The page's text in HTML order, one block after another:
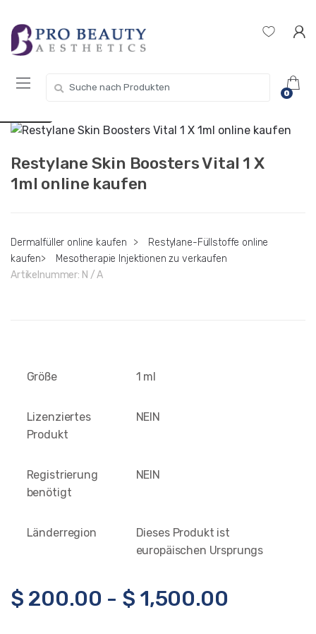
Navigation
springen
Inhalt
springen
nach:
0
Restylane Skin Boosters Vital 1 X
1ml online kaufen
Dermalfüller online kaufen >
Restylane-Füllstoffe online
kaufen>
Mesotherapie Injektionen zu verkaufen
Artikelnummer: N / A
Größe 1 ml
Lizenziertes
Produkt
NEIN
Registrierung
benötigt
NEIN
Länderregion
Dieses Produkt ist
europäischen Ursprungs
$ 200.00 - $ 1,500.00
Coupon Code "WELCOME10"
Got it!
USD $